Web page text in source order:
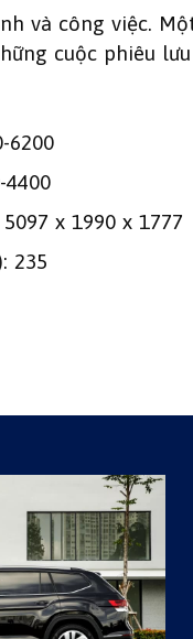
và công việc.
cuộc phiêu
6200
x 1990 x 1777
235